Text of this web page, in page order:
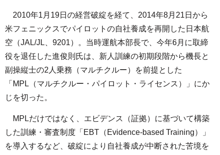
2010年1月19日の経営破綻を経て、2014年8月21日から
米フェニックスでパイロットの自社養成を再開した日本航
空（JAL/JL、9201）。当時運航本部長で、今年6月に取締
役を退任した進俊則氏は、新人訓練の初期段階から機長と
副操縦士の2人乗務（マルチクルー）を前提とした
「MPL（マルチクルー・パイロット・ライセンス）」にか
じを切った。
MPLだけではなく、エビデンス（証拠）に基づいて構築
した訓練・審査制度「EBT（Evidence-based Training）」
を導入するなど、破綻により自社養成が中断された苦境を